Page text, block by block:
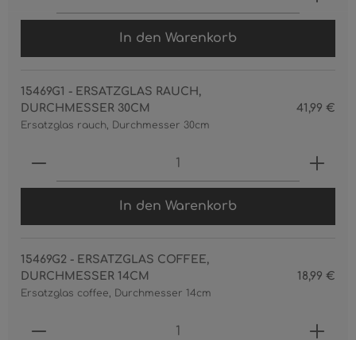
In den Warenkorb
15469G1 - ERSATZGLAS RAUCH,
DURCHMESSER 30CM
Ersatzglas rauch, Durchmesser 30cm
41,99 €
Produkt Anzahl: Gib den
In den Warenkorb
15469G2 - ERSATZGLAS COFFEE,
DURCHMESSER 14CM
Ersatzglas coffee, Durchmesser 14cm
18,99 €
Produkt Anzahl: Gib den